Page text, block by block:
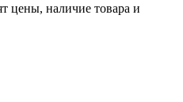
цены, наличие товара и